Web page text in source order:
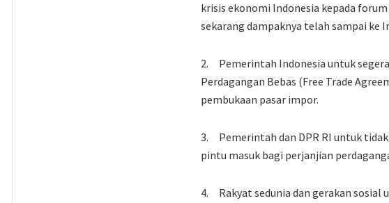
krisis ekonomi Indonesia kepada
sekarang dampaknya telah sampai ke
2. Pemerintah Indonesia untuk
Perdagangan Bebas (Free Trade
pembukaan pasar impor.
3. Pemerintah dan DPR RI untuk tidak
pintu masuk bagi perjanjian
4. Rakyat sedunia dan gerakan sosial